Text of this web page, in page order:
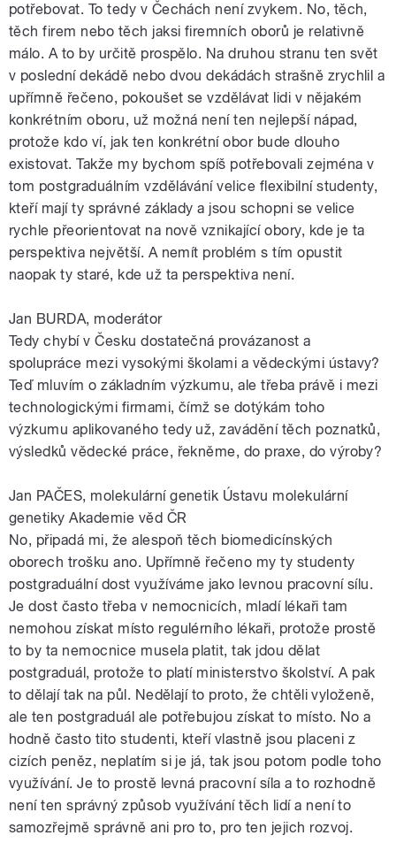
potřebovat. To tedy v Čechách není zvykem. No, těch,
těch firem nebo těch jaksi firemních oborů je relativně
málo. A to by určitě prospělo. Na druhou stranu ten svět
v poslední dekádě nebo dvou dekádách strašně zrychlil a
upřímně řečeno, pokoušet se vzdělávat lidi v nějakém
konkrétním oboru, už možná není ten nejlepší nápad,
protože kdo ví, jak ten konkrétní obor bude dlouho
existovat. Takže my bychom spíš potřebovali zejména v
tom postgraduálním vzdělávání velice flexibilní studenty,
kteří mají ty správné základy a jsou schopni se velice
rychle přeorientovat na nově vznikající obory, kde je ta
perspektiva největší. A nemít problém s tím opustit
naopak ty staré, kde už ta perspektiva není.
Jan BURDA, moderátor
Tedy chybí v Česku dostatečná provázanost a
spolupráce mezi vysokými školami a vědeckými ústavy?
Teď mluvím o základním výzkumu, ale třeba právě i mezi
technologickými firmami, čímž se dotýkám toho
výzkumu aplikovaného tedy už, zavádění těch poznatků,
výsledků vědecké práce, řekněme, do praxe, do výroby?
Jan PAČES, molekulární genetik Ústavu molekulární
genetiky Akademie věd ČR
No, připadá mi, že alespoň těch biomedicínských
oborech trošku ano. Upřímně řečeno my ty studenty
postgraduální dost využíváme jako levnou pracovní sílu.
Je dost často třeba v nemocnicích, mladí lékaři tam
nemohou získat místo regulérního lékaři, protože prostě
to by ta nemocnice musela platit, tak jdou dělat
postgraduál, protože to platí ministerstvo školství. A pak
to dělají tak na půl. Nedělají to proto, že chtěli vyloženě,
ale ten postgraduál ale potřebujou získat to místo. No a
hodně často tito studenti, kteří vlastně jsou placeni z
cizích peněz, neplatím si je já, tak jsou potom podle toho
využívání. Je to prostě levná pracovní síla a to rozhodně
není ten správný způsob využívání těch lidí a není to
samozřejmě správně ani pro to, pro ten jejich rozvoj.